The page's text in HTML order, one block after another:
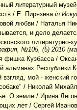
литературный
/ Е. Пирязеваin
любви / Наталья
и дело
литературно-
№105, (5) 2010
фишка Кузбасса/
альманах Республики
взгляд, мой - женский
/ Николай
О земле / Ирина
лет / Сергей